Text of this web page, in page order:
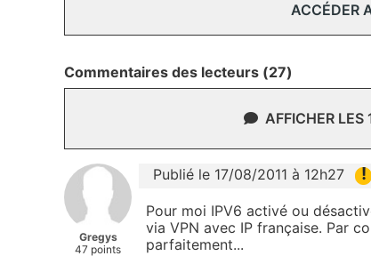
ACCÉDER
Commentaires des lecteurs (27)
AFFICHER LES
Gregys
47 points
Publié le 17/08/2011 à 12h27 !
Pour moi IPV6 activé ou
via VPN avec IP française. Par
parfaitement...